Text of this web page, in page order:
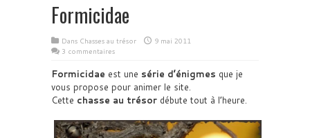
Formicidae
Dans Chasses au trésor
9 mai 2011
3 commentaires
Formicidae est une série d’énigmes que je
vous propose pour animer le site.
Cette chasse au trésor débute tout à l’heure.